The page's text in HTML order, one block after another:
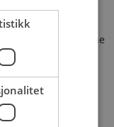
occurred (see the